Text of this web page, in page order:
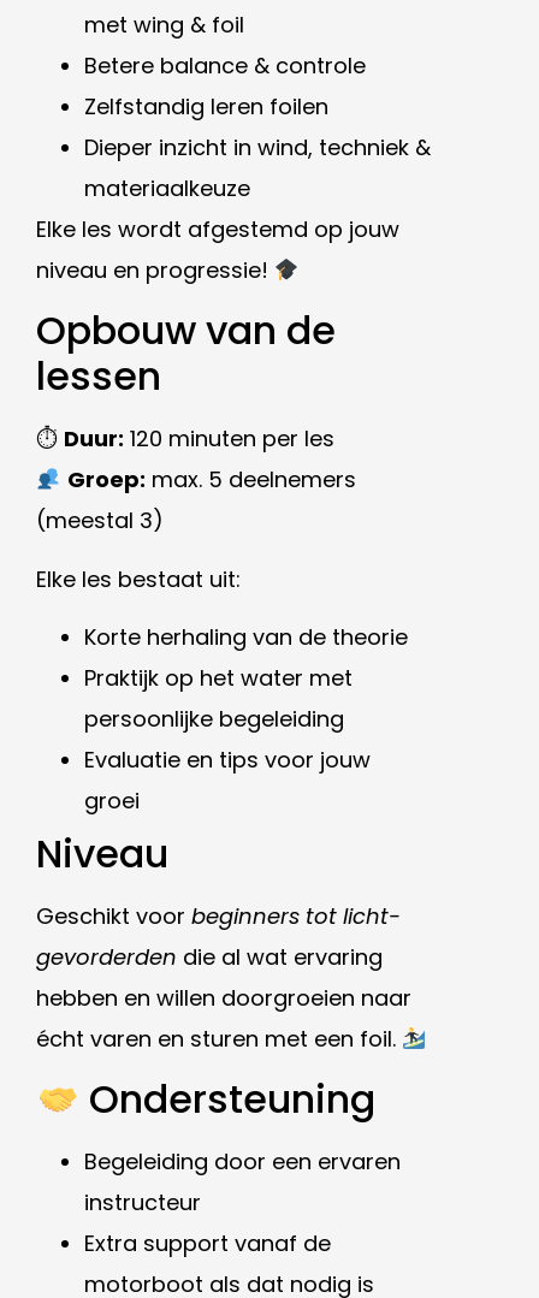
met wing & foil
Betere balance & controle
Zelfstandig leren foilen
Dieper inzicht in wind, techniek &
materiaalkeuze
Elke les wordt afgestemd op jouw
niveau en progressie!
Opbouw van de
lessen
⏱ Duur: 120 minuten per les
Groep: max. 5 deelnemers
(meestal 3)
Elke les bestaat uit:
Korte herhaling van de theorie
Praktijk op het water met
persoonlijke begeleiding
Evaluatie en tips voor jouw
groei
Niveau
Geschikt voor beginners tot licht-
gevorderden die al wat ervaring
hebben en willen doorgroeien naar
écht varen en sturen met een foil.
Ondersteuning
Begeleiding door een ervaren
instructeur
Extra support vanaf de
motorboot als dat nodig is